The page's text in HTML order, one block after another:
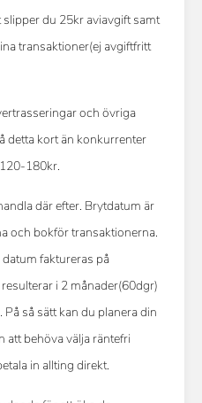
slipper du 25kr aviavgift samt
transaktioner(ej avgiftfritt
och övriga
detta kort än konkurrenter
180kr.
där efter. Brytdatum är
och bokför transaktionerna.
faktureras på
i 2 månader(60dgr)
så sätt kan du planera din
att behöva välja räntefri
in allting direkt.